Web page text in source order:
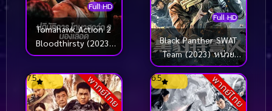
Full HD
Tomahawk Action 2
Bloodthirsty (2023)
ปฏิบัติการโทมาฮอว์ก 2
นองเลือด
Full HD
Black Panther SWAT
Team (2023) หน่วย
สวาทเสือดำ
พากย์ไทย
7.5 พากย์ไทย
6.5